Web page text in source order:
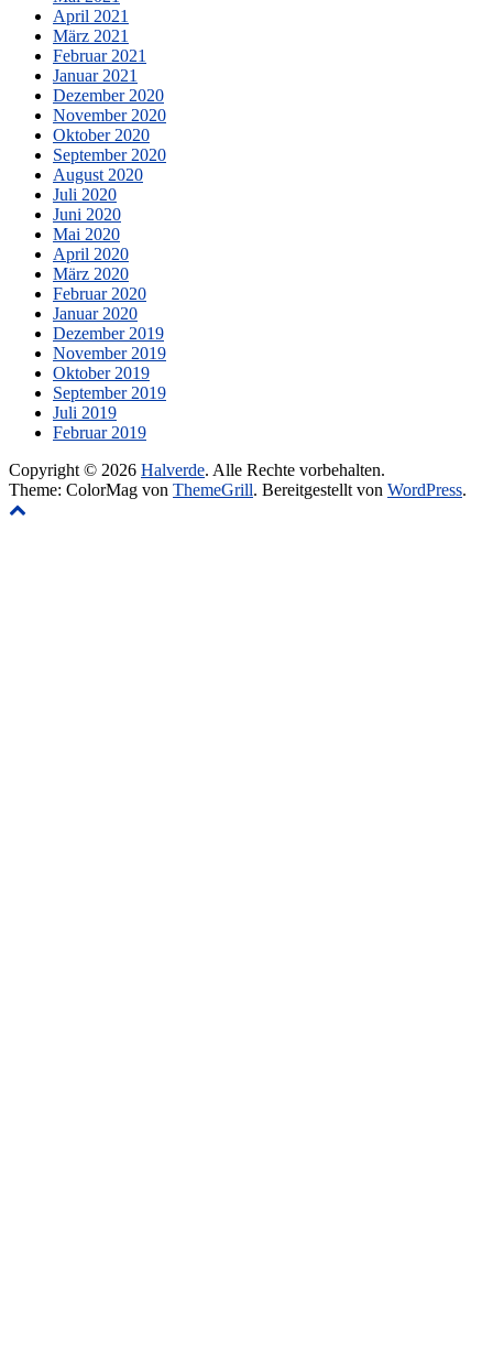
April 2021
März 2021
Februar 2021
Januar 2021
Dezember 2020
November 2020
Oktober 2020
September 2020
August 2020
Juli 2020
Juni 2020
Mai 2020
April 2020
März 2020
Februar 2020
Januar 2020
Dezember 2019
November 2019
Oktober 2019
September 2019
Juli 2019
Februar 2019
Copyright © 2026 Halverde. Alle Rechte vorbehalten.
Theme: ColorMag von ThemeGrill. Bereitgestellt von WordPress.